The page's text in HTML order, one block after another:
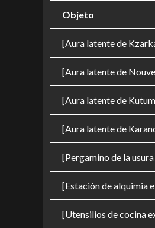
Objeto
[Aura latente de
[Aura latente de
[Aura latente de
[Aura latente de
[Pergamino de la
[Estación de alquimia
[Utensilios de cocina